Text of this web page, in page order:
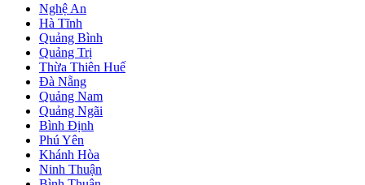
Nghệ An
Hà Tĩnh
Quảng Bình
Quảng Trị
Thừa Thiên Huế
Đà Nẵng
Quảng Nam
Quảng Ngãi
Bình Định
Phú Yên
Khánh Hòa
Ninh Thuận